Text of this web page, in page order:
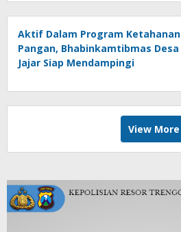
Aktif Dalam Program Ketahanan
Pangan, Bhabinkamtibmas Desa
Jajar Siap Mendampingi
View More